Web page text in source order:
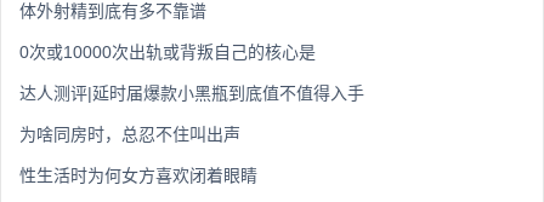
体外射精到底有多不靠谱
0次或10000次出轨或背叛自己的核心是
达人测评|延时届爆款小黑瓶到底值不值得入手
为啥同房时，总忍不住叫出声
性生活时为何女方喜欢闭着眼睛